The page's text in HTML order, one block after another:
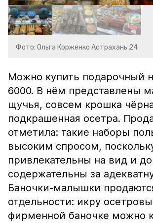
Фото: Ольга Корженко Астрахань 24
Можно купить подарочный
6000. В нём представлены
щучья, совсем крошка
подкрашенная осетра.
отметила: такие наборы
высоким спросом,
привлекательны на вид и
содержательны за
Баночки-малышки
отдельности: икру
фирменной баночке можно